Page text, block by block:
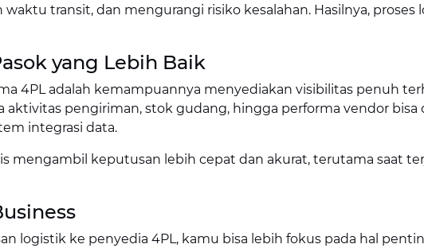
transit, dan mengurangi risiko kesalahan. Hasilnya, proses
yang Lebih Baik
4PL adalah kemampuannya menyediakan visibilitas penuh
aktivitas pengiriman, stok gudang, hingga performa vendor bisa
integrasi data.
mengambil keputusan lebih cepat dan akurat, terutama saat
logistik ke penyedia 4PL, kamu bisa lebih fokus pada hal